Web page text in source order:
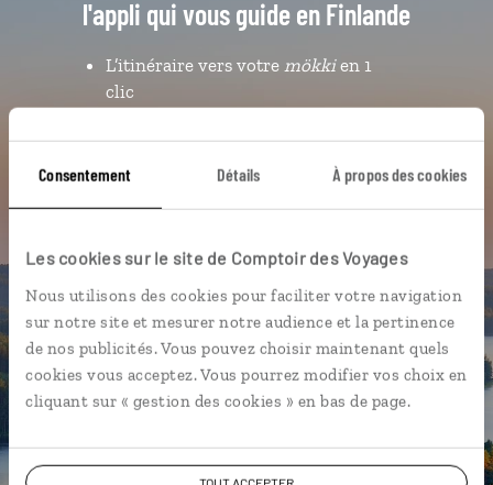
Consentement Détails À propos des cookies
Les cookies sur le site de Comptoir des Voyages
Nous utilisons des cookies pour faciliter votre navigation
sur notre site et mesurer notre audience et la pertinence
de nos publicités. Vous pouvez choisir maintenant quels
cookies vous acceptez. Vous pourrez modifier vos choix en
cliquant sur « gestion des cookies » en bas de page.
l'appli qui vous guide en Finlande
L’itinéraire vers votre mökkien 1
clic
Les plus beaux parcs nationaux
vous-même
DÉCOUVRIR LUCIOLE